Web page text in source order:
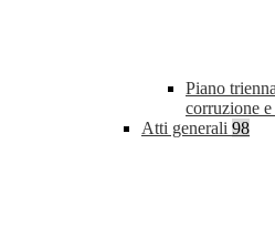
Piano
corruzione
Atti generali 98